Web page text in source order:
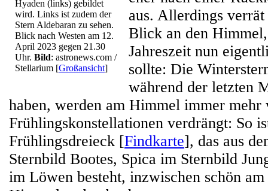
Hyaden (links) gebildet
wird. Links ist zudem der
Stern Aldebaran zu sehen.
Blick nach Westen am 12.
April 2023 gegen 21.30
Uhr. Bild: astronews.com /
Stellarium [Großansicht]
aus. Allerdings
Blick an den
Jahreszeit nun
sollte: Die
während der letzten
haben, werden am Himmel immer mehr
Frühlingskonstellationen verdrängt: So
Frühlingsdreieck [Findkarte], das aus
Sternbild Bootes, Spica im Sternbild
im Löwen besteht, inzwischen schön